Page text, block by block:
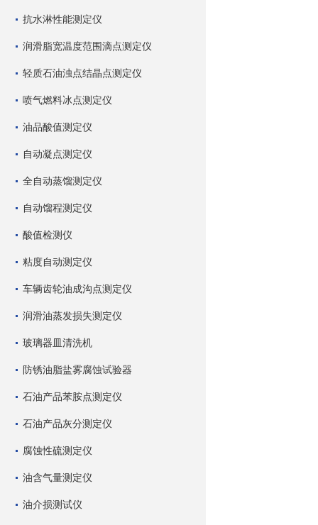
抗水淋性能测定仪
润滑脂宽温度范围滴点测定仪
轻质石油浊点结晶点测定仪
喷气燃料冰点测定仪
油品酸值测定仪
自动凝点测定仪
全自动蒸馏测定仪
自动馏程测定仪
酸值检测仪
粘度自动测定仪
车辆齿轮油成沟点测定仪
润滑油蒸发损失测定仪
玻璃器皿清洗机
防锈油脂盐雾腐蚀试验器
石油产品苯胺点测定仪
石油产品灰分测定仪
腐蚀性硫测定仪
油含气量测定仪
油介损测试仪